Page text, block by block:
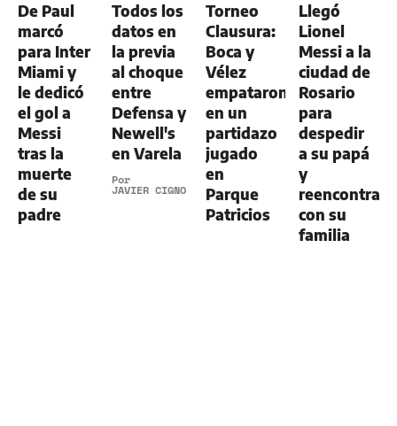
De Paul
marcó
para Inter
Miami y
le dedicó
el gol a
Messi
tras la
muerte
de su
padre
Todos los
datos en
la previa
al choque
entre
Defensa y
Newell's
en Varela
Por
JAVIER CIGNO
Torneo
Clausura:
Boca y
Vélez
empataron
en un
partidazo
jugado
en
Parque
Patricios
Llegó
Lionel
Messi a la
ciudad de
Rosario
para
despedir
a su papá
y
con su
familia